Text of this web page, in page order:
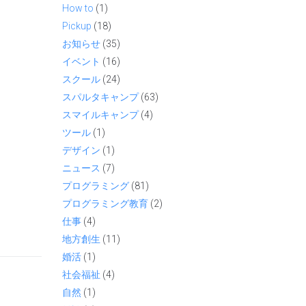
How to (1)
Pickup (18)
お知らせ (35)
イベント (16)
スクール (24)
スパルタキャンプ(63)
スマイルキャンプ(4)
ツール (1)
デザイン (1)
ニュース (7)
プログラミング (81)
プログラミング教育 (2)
仕事 (4)
地方創生 (11)
婚活 (1)
社会福祉 (4)
自然 (1)